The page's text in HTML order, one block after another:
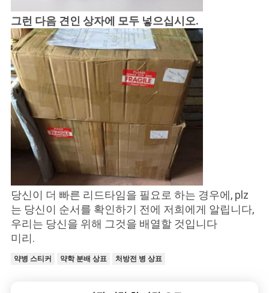
그런 다음 견인 상자에 모두 넣으십시오.
당신이 더 빠른 리드타임을 필요로 하는 경우에, plz
는 당신이 순서를 확인하기 전에 저희에게 알립니다,
우리는 당신을 위해 그것을 배열할 것입니다
미리.
약병 스티커 약학 분배 상표 처방전 병 상표